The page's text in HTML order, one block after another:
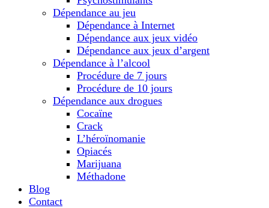
Dépendance au jeu
Dépendance à Internet
Dépendance aux jeux vidéo
Dépendance aux jeux d’argent
Dépendance à l’alcool
Procédure de 7 jours
Procédure de 10 jours
Dépendance aux drogues
Cocaïne
Crack
L’héroïnomanie
Opiacés
Marijuana
Méthadone
Blog
Contact